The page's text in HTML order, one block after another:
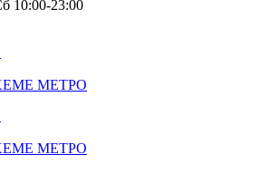
10:00-23:00
МЕТРО
МЕТРО